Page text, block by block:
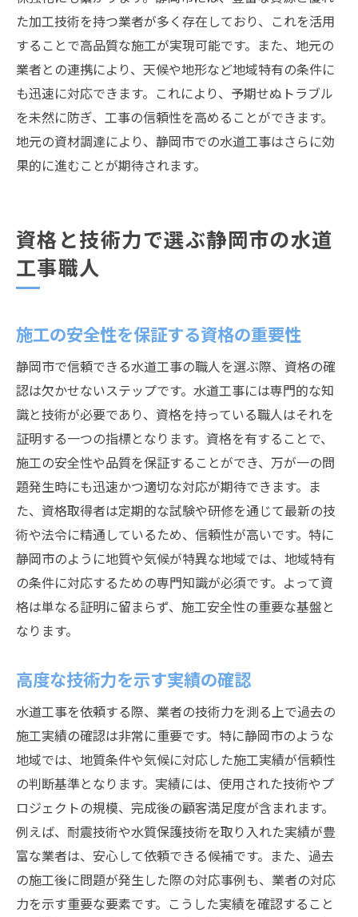
た加工技術を持つ業者が多く存在しており、これを活用
することで高品質な施工が実現可能です。また、地元の
業者との連携により、天候や地形など地域特有の条件に
も迅速に対応できます。これにより、予期せぬトラブル
を未然に防ぎ、工事の信頼性を高めることができます。
地元の資材調達により、静岡市での水道工事はさらに効
果的に進むことが期待されます。
資格と技術力で選ぶ静岡市の水道
工事職人
施工の安全性を保証する資格の重要性
静岡市で信頼できる水道工事の職人を選ぶ際、資格の確
認は欠かせないステップです。水道工事には専門的な知
識と技術が必要であり、資格を持っている職人はそれを
証明する一つの指標となります。資格を有することで、
施工の安全性や品質を保証することができ、万が一の問
題発生時にも迅速かつ適切な対応が期待できます。ま
た、資格取得者は定期的な試験や研修を通じて最新の技
術や法令に精通しているため、信頼性が高いです。特に
静岡市のように地質や気候が特異な地域では、地域特有
の条件に対応するための専門知識が必須です。よって資
格は単なる証明に留まらず、施工安全性の重要な基盤と
なります。
高度な技術力を示す実績の確認
水道工事を依頼する際、業者の技術力を測る上で過去の
施工実績の確認は非常に重要です。特に静岡市のような
地域では、地質条件や気候に対応した施工実績が信頼性
の判断基準となります。実績には、使用された技術やプ
ロジェクトの規模、完成後の顧客満足度が含まれます。
例えば、耐震技術や水質保護技術を取り入れた実績が豊
富な業者は、安心して依頼できる候補です。また、過去
の施工後に問題が発生した際の対応事例も、業者の対応
力を示す重要な要素です。こうした実績を確認すること